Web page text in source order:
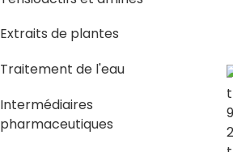
Extraits de plantes
Traitement de l'eau
Intermédiaires
pharmaceutiques